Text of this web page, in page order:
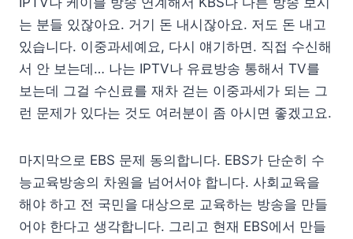
는 분들 있잖아요. 거기 돈 내시잖아요. 저도 돈 내고
있습니다. 이중과세예요, 다시 얘기하면. 직접 수신해
서 안 보는데… 나는 IPTV나 유료방송 통해서 TV를
보는데 그걸 수신료를 재차 걷는 이중과세가 되는 그
런 문제가 있다는 것도 여러분이 좀 아시면 좋겠고요.
마지막으로 EBS 문제 동의합니다. EBS가 단순히 수
능교육방송의 차원을 넘어서야 합니다. 사회교육을
해야 하고 전 국민을 대상으로 교육하는 방송을 만들
어야 한다고 생각합니다. 그리고 현재 EBS에서 만들